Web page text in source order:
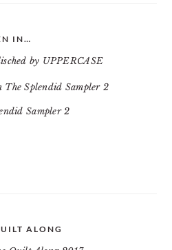
IN…
by UPPERCASE
Sampler 2
ALONG